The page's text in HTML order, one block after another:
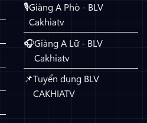
Giàng A Phò - BLV
Cakhiatv
Giàng A Lữ - BLV
Cakhiatv
Tuyển dụng BLV
CAKHIATV